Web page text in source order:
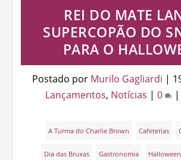
REI DO MATE
SUPERCOPÃO DO
PARA O
Postado por Murilo Gagliardi |
Lançamentos, Notícias | 0 |
A Turma do Charlie Brown Cafeterias
Dia das Bruxas Gastronomia Halloween